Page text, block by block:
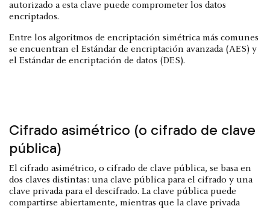
autorizado a esta clave puede comprometer los datos
encriptados.
Entre los algoritmos de encriptación simétrica más comunes
se encuentran el Estándar de encriptación avanzada (AES) y
el Estándar de encriptación de datos (DES).
Cifrado asimétrico (o cifrado de clave
pública)
El cifrado asimétrico, o cifrado de clave pública, se basa en
dos claves distintas: una clave pública para el cifrado y una
clave privada para el descifrado. La clave pública puede
compartirse abiertamente, mientras que la clave privada